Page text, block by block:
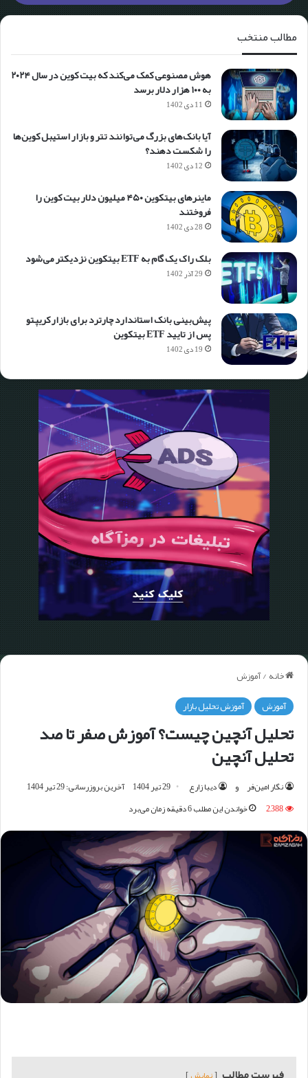
مطالب منتخب
هوش مصنوعی کمک می‌کند که بیت کوین در سال ۲۰۲۴
به ۱۰۰ هزار دلار برسد
11 دی 1402
آیا بانک‌های بزرگ می‌توانند تتر و بازار استیبل کوین‌ها
را شکست دهند؟
12 دی 1402
ماینرهای بیتکوین ۴۵۰ میلیون دلار بیت کوین را
فروختند
28 دی 1402
بلک راک یک گام به ETF بیتکوین نزدیکتر می‌شود
29 آذر 1402
پیش‌بینی بانک استاندارد چارترد برای بازار کریپتو
پس از تایید ETF بیتکوین
19 دی 1402